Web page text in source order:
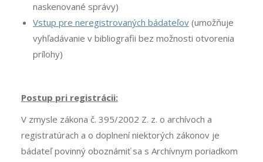
naskenované správy)
Vstup pre neregistrovaných bádateľov(umožňuje
vyhľadávanie v bibliografii bez možnosti otvorenia
prílohy)
Postup pri registrácii:
V zmysle zákona č. 395/2002 Z. z. o archívoch a
registratúrach a o doplnení niektorých zákonov je
bádateľ povinný oboznámiť sa s Archívnym poriadkom